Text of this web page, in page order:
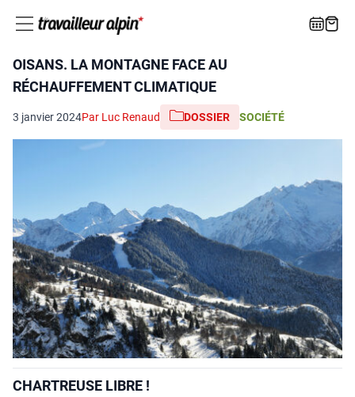
OISANS. LA MONTAGNE FACE AU
RÉCHAUFFEMENT CLIMATIQUE
3 janvier 2024Par Luc Renaud DOSSIER SOCIÉTÉ
CHARTREUSE LIBRE !